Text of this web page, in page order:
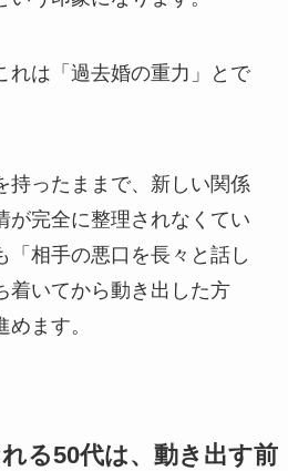
れは「過去婚の重力」とで
持ったままで、新しい関係
が完全に整理されなくてい
「相手の悪口を長々と話し
着いてから動き出した方
ます。
る50代は、動き出す前